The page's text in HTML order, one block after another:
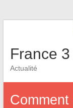
France
Actualité